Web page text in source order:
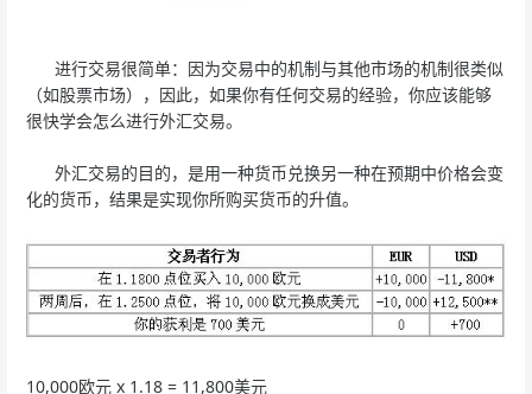
进行交易很简单：因为交易中的机制与其他市场的机制很类似
（如股票市场），因此，如果你有任何交易的经验，你应该能够
很快学会怎么进行外汇交易。
外汇交易的目的，是用一种货币兑换另一种在预期中价格会变
化的货币，结果是实现你所购买货币的升值。
10,000欧元 x 1.18 = 11,800美元